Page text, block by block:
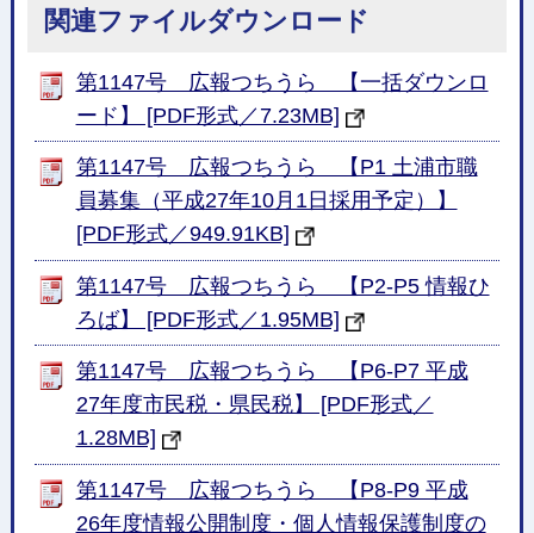
関連ファイルダウンロード
第1147号 広報つちうら 【一括ダウンロ
ード】 [PDF形式／7.23MB]
第1147号 広報つちうら 【P1 土浦市職
員募集（平成27年10月1日採用予定）】
[PDF形式／949.91KB]
第1147号 広報つちうら 【P2-P5 情報ひ
ろば】 [PDF形式／1.95MB]
第1147号 広報つちうら 【P6-P7 平成
27年度市民税・県民税】 [PDF形式／
1.28MB]
第1147号 広報つちうら 【P8-P9 平成
26年度情報公開制度・個人情報保護制度の